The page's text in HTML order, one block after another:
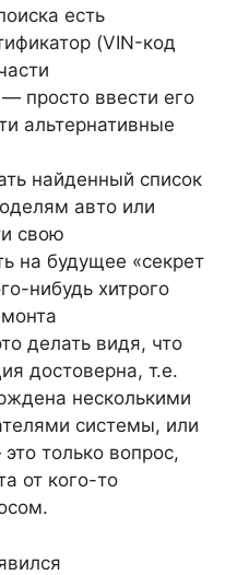
есть
(VIN-код
просто ввести его
альтернативные
найденный список
авто или
свою
на будущее «секрет
нибудь хитрого
делать видя, что
достоверна, т.е.
несколькими
системы, или
только вопрос,
от кого-то